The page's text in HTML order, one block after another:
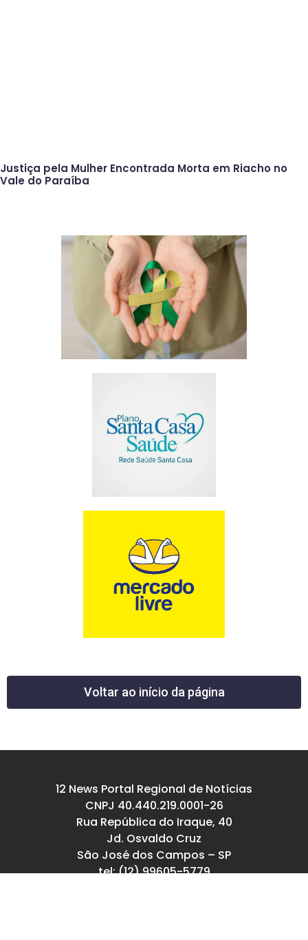
Justiça pela Mulher Encontrada Morta em Riacho no
Vale do Paraíba
Voltar ao início da página
12 News Portal Regional de Notícias
CNPJ 40.440.219.0001-26
Rua República do Iraque, 40
Jd. Osvaldo Cruz
São José dos Campos – SP
tel: (12) 99605-5779